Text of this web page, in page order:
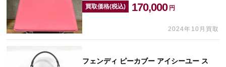
買取価格(税込) 170,000 円
2024年10月買取
フェンディ ピーカブー アイシーユー ス